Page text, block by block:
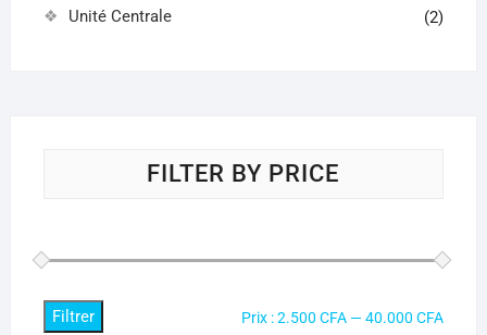
Unité Centrale (2)
FILTER BY PRICE
Filtrer Prix :2.500 CFA —40.000 CFA